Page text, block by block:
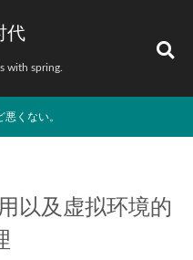
代
with spring.
くない。
以及虚拟环境的